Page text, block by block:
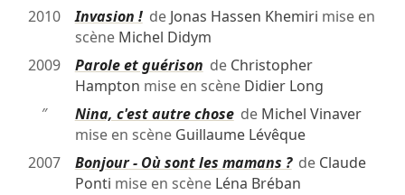
2010
Invasion !de Jonas Hassen Khemiri mise en
scène Michel Didym
2009
Parole et guérison de Christopher
Hampton mise en scène Didier Long
″
Nina, c'est autre chosede Michel Vinaver
mise en scène Guillaume Lévêque
2007
Bonjour - Où sont les mamans ?de Claude
Ponti mise en scène Léna Bréban